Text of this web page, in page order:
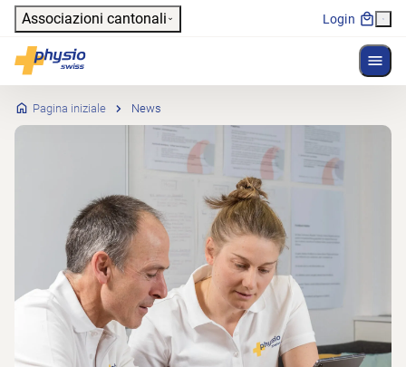
Header
Associazioni cantonali Login
Physioswiss
Navigazione principale
Pagina iniziale News